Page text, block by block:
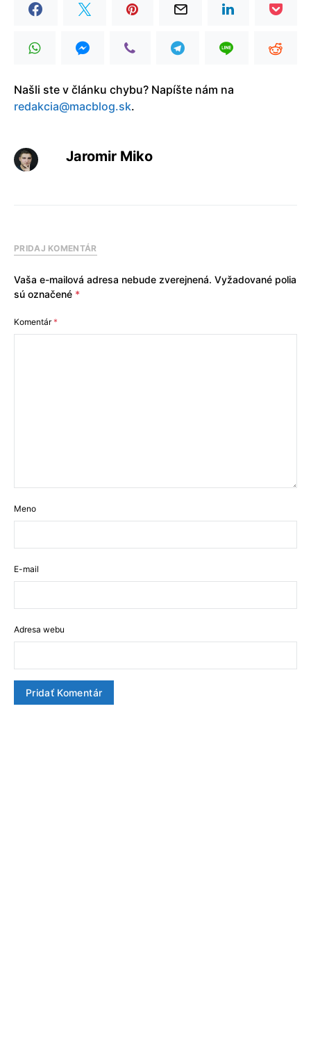
Našli ste v článku chybu? Napíšte nám na
redakcia@macblog.sk.
Jaromir Miko
PRIDAJ KOMENTÁR
Vaša e-mailová adresa nebude zverejnená. Vyžadované polia
sú označené *
Komentár*
Meno
E-mail
Adresa webu